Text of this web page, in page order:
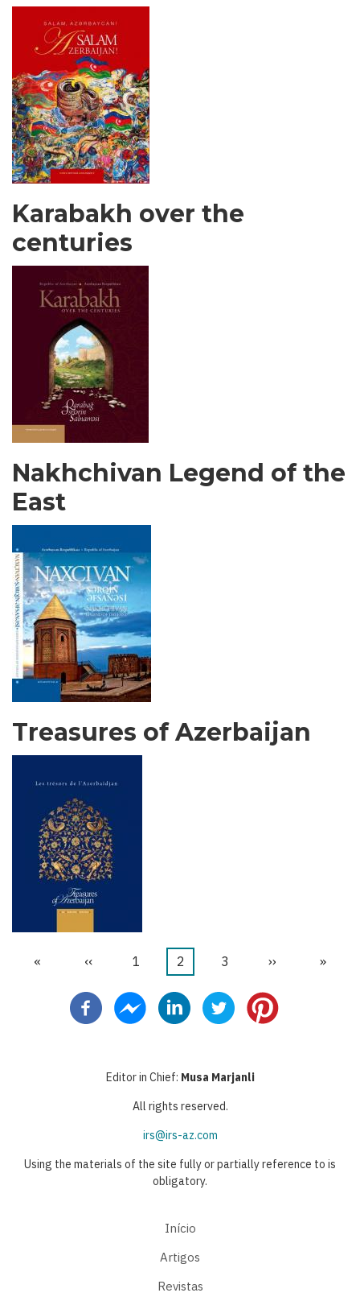
Karabakh over the
centuries
Nakhchivan Legend of the
East
Treasures of Azerbaijan
Primeira
«
Página
‹‹ Página
1
Página
2 Página
3
Próxima
››
Última
»
Editor in Chief: Musa Marjanli
All rights reserved.
irs@irs-az.com
Using the materials of the site fully or partially reference to is
obligatory.
Início
Artigos
Revistas